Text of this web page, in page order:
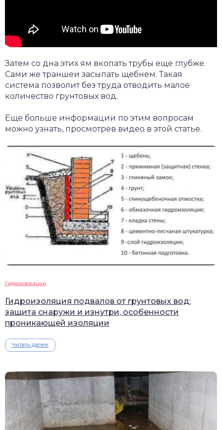
Затем со дна этих ям вкопать трубы еще глубже.
Сами же траншеи засыпать щебнем. Такая
система позволит без труда отводить малое
количество грунтовых вод.
Еще больше информации по этим вопросам
можно узнать, просмотрев видео в этой статье.
Гидроизоляция
Гидроизоляция подвалов от грунтовых вод:
защита снаружи и изнутри, особенности
проникающей изоляции
Читать далее